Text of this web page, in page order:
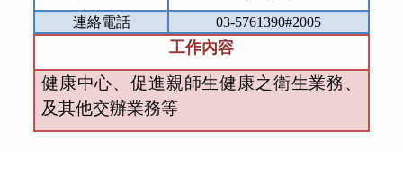
連絡電話 03-5761390#2005
工作內容
健康中心、促進親師生健康之衛生業務、
及其他交辦業務等